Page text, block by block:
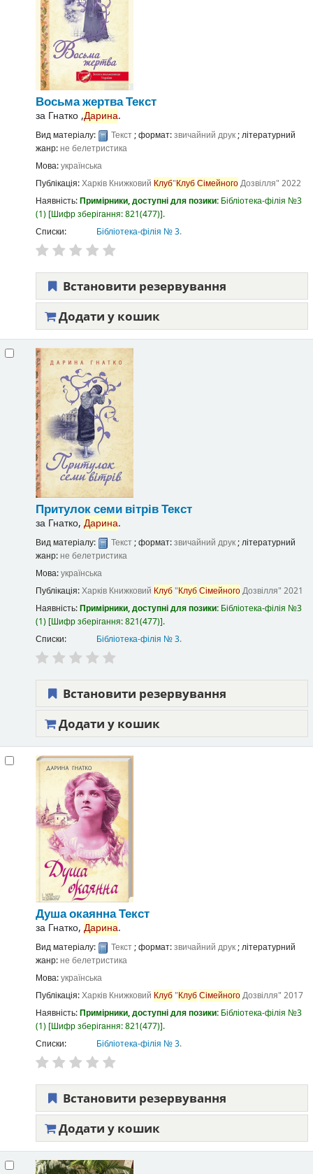
Восьма жертваТекст
за Гнатко ,Дарина.
Вид матеріалу: Текст; формат:звичайний друк; літературний
жанр:не белетристика
Мова:українська
Публікація:Харків Книжковий Клуб"КлубСімейногоДозвілля" 2022
Наявність:Примірники, доступні для позики: Бібліотека-філія №3
(1) Шифр зберігання:821(477) .
Списки:
Бібліотека-філія № 3.
Встановити резервування
Додати у кошик
Притулок семи вітрівТекст
за Гнатко, Дарина.
Вид матеріалу: Текст; формат:звичайний друк; літературний
жанр: не белетристика
Мова:українська
Публікація:Харків Книжковий Клуб"КлубСімейногоДозвілля" 2021
Наявність:Примірники, доступні для позики: Бібліотека-філія №3
(1) Шифр зберігання:821(477) .
Списки:
Бібліотека-філія № 3.
Встановити резервування
Додати у кошик
Душа окаяннаТекст
за Гнатко, Дарина.
Вид матеріалу: Текст; формат:звичайний друк; літературний
жанр:не белетристика
Мова:українська
Публікація:Харків Книжковий Клуб"КлубСімейногоДозвілля" 2017
Наявність:Примірники, доступні для позики: Бібліотека-філія №3
(1) Шифр зберігання:821(477) .
Списки:
Бібліотека-філія № 3.
Встановити резервування
Додати у кошик